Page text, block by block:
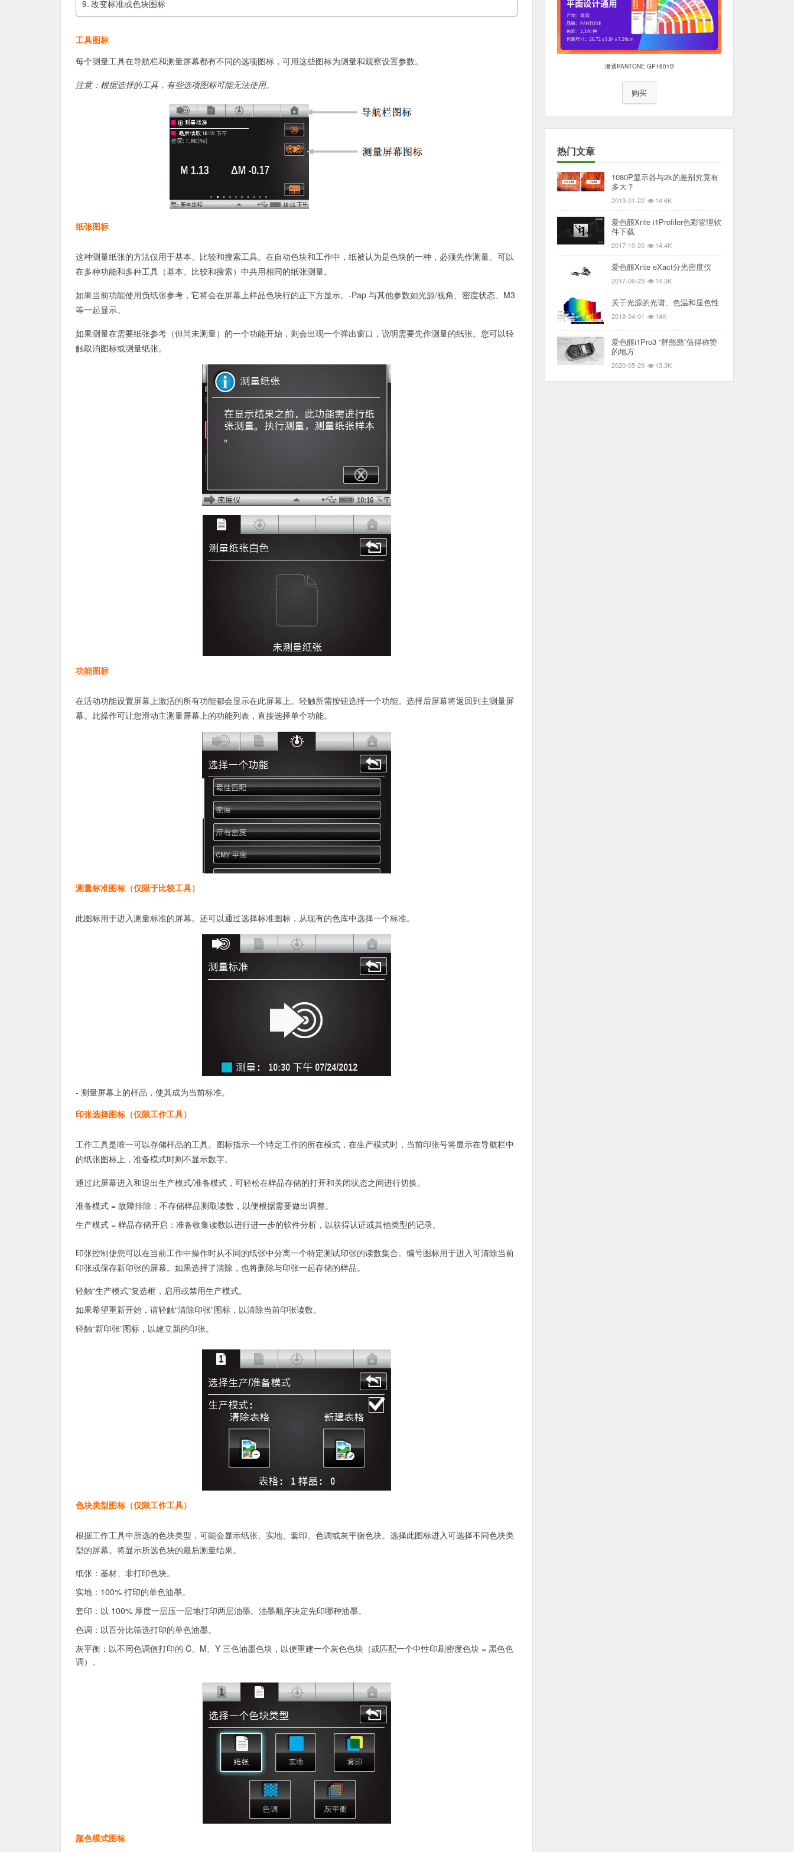
改变标准或色块图标
工具图标
每个测量工具在导航栏和测量屏幕都有不同的选项图标，可用这些图标为测量和观察设置参数。
注意：根据选择的工具，有些选项图标可能无法使用。
纸张图标
这种测量纸张的方法仅用于基本、比较和搜索工具。在自动色块和工作中，纸被认为是色块的一种，必须先作测量。可以
在多种功能和多种工具（基本、比较和搜索）中共用相同的纸张测量。
如果当前功能使用负纸张参考，它将会在屏幕上样品色块行的正下方显示。-Pap 与其他参数如光源/视角、密度状态、M3
等一起显示。
如果测量在需要纸张参考（但尚未测量）的一个功能开始，则会出现一个弹出窗口，说明需要先作测量的纸张。您可以轻
触取消图标或测量纸张。
功能图标
在活动功能设置屏幕上激活的所有功能都会显示在此屏幕上。轻触所需按钮选择一个功能。选择后屏幕将返回到主测量屏
幕。此操作可让您滑动主测量屏幕上的功能列表，直接选择单个功能。
测量标准图标（仅限于比较工具）
此图标用于进入测量标准的屏幕。还可以通过选择标准图标，从现有的色库中选择一个标准。
- 测量屏幕上的样品，使其成为当前标准。
印张选择图标（仅限工作工具）
工作工具是唯一可以存储样品的工具。图标指示一个特定工作的所在模式，在生产模式时，当前印张号将显示在导航栏中
的纸张图标上，准备模式时则不显示数字。
通过此屏幕进入和退出生产模式/准备模式，可轻松在样品存储的打开和关闭状态之间进行切换。
准备模式 = 故障排除：不存储样品测取读数，以便根据需要做出调整。
生产模式 = 样品存储开启：准备收集读数以进行进一步的软件分析，以获得认证或其他类型的记录。
印张控制使您可以在当前工作中操作时从不同的纸张中分离一个特定测试印张的读数集合。编号图标用于进入可清除当前
印张或保存新印张的屏幕。如果选择了清除，也将删除与印张一起存储的样品。
轻触“生产模式”复选框，启用或禁用生产模式。
如果希望重新开始，请轻触“清除印张”图标，以清除当前印张读数。
轻触“新印张”图标，以建立新的印张。
色块类型图标（仅限工作工具）
根据工作工具中所选的色块类型，可能会显示纸张、实地、套印、色调或灰平衡色块。选择此图标进入可选择不同色块类
型的屏幕。将显示所选色块的最后测量结果。
纸张：基材、非打印色块。
实地：100% 打印的单色油墨。
套印：以 100% 厚度一层压一层地打印两层油墨。油墨顺序决定先印哪种油墨。
色调：以百分比筛选打印的单色油墨。
灰平衡：以不同色调值打印的 C、M、Y 三色油墨色块，以便重建一个灰色色块（或匹配一个中性印刷密度色块 = 黑色色
调）。
颜色模式图标
潘通PANTONE GP1601B
购买
热门文章
1080P显示器与2k的差别究竟有
多大？
2019-01-22 14.6K
爱色丽Xrite i1Profiler色彩管理软
件下载
2017-10-20 14.4K
爱色丽Xrite eXact分光密度仪
2017-06-23 14.3K
关于光源的光谱、色温和显色性
2018-04-01 14K
爱色丽i1Pro3 “胖憨憨”值得称赞
的地方
2020-05-29 13.3K